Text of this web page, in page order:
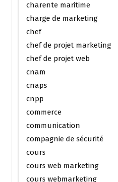
charente maritime
charge de marketing
chef
chef de projet marketing
chef de projet web
cnam
cnaps
cnpp
commerce
communication
compagnie de sécurité
cours
cours web marketing
cours webmarketing